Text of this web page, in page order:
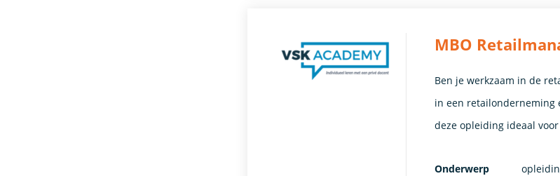
MBO
Ben je werkzaam in de
in een retailonderneming
deze opleiding ideaal
Onderwerp